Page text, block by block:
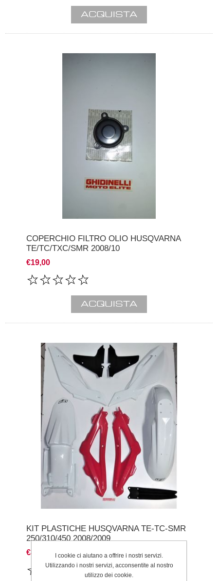
COPERCHIO FILTRO OLIO HUSQVARNA
TE/TC/TXC/SMR 2008/10
€19,00
KIT PLASTICHE HUSQVARNA TE-TC-SMR
250/310/450 2008/2009
€80,00
I cookie ci aiutano a offrire i nostri servizi.
Utilizzando i nostri servizi, acconsentite al nostro
utilizzo dei cookie.